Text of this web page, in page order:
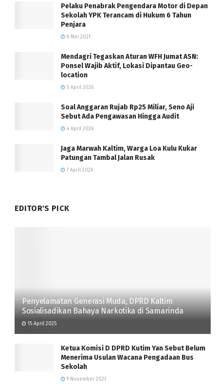
Pelaku Penabrak Pengendara Motor di Depan
Sekolah YPK Terancam di Hukum 6 Tahun
Penjara
8 Mei 2021
Mendagri Tegaskan Aturan WFH Jumat ASN:
Ponsel Wajib Aktif, Lokasi Dipantau Geo-
location
5 April 2026
Soal Anggaran Rujab Rp25 Miliar, Seno Aji
Sebut Ada Pengawasan Hingga Audit
4 April 2026
Jaga Marwah Kaltim, Warga Loa Kulu Kukar
Patungan Tambal Jalan Rusak
7 April 2026
EDITOR'S PICK
Penyelamatan Generasi Muda, DPRD Kaltim
Sosialisadikan Bahaya Narkotika di Samarinda
15 April 2025
Ketua Komisi D DPRD Kutim Yan Sebut Belum
Menerima Usulan Wacana Pengadaan Bus
Sekolah
9 November 2023